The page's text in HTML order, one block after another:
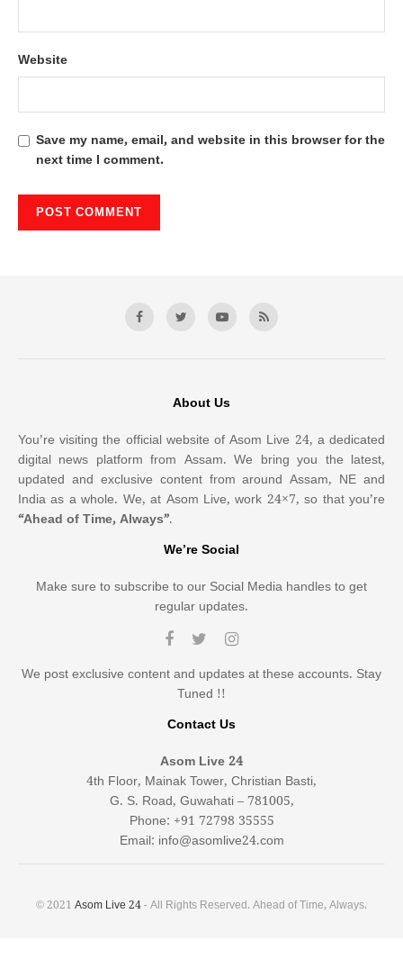
Website
Save my name, email, and website in this browser for the
next time I comment.
About Us
You’re visiting the official website of Asom Live 24, a dedicated
digital news platform from Assam. We bring you the latest,
updated and exclusive content from around Assam, NE and
India as a whole. We, at Asom Live, work 24×7, so that you’re
“Ahead of Time, Always”.
We’re Social
Make sure to subscribe to our Social Media handles to get
regular updates.
We post exclusive content and updates at these accounts. Stay
Tuned !!
Contact Us
Asom Live 24
4th Floor, Mainak Tower, Christian Basti,
G. S. Road, Guwahati – 781005,
Phone: +91 72798 35555
Email: info@asomlive24.com
© 2021 Asom Live 24- All Rights Reserved. Ahead of Time, Always.